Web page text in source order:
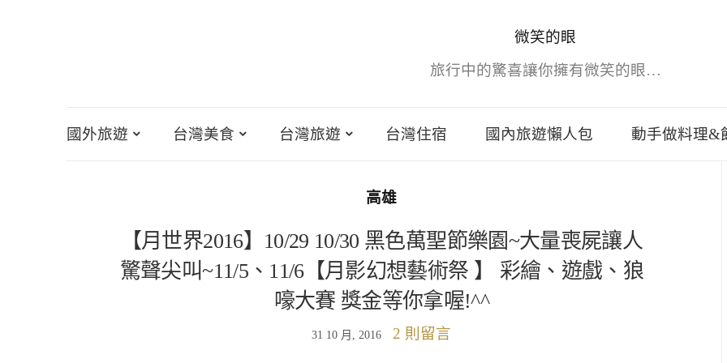
微笑的眼
旅行中的驚喜讓你擁有微笑的眼…
國外旅遊 台灣美食 台灣旅遊 台灣住宿 國內旅遊懶人包 動手做料理&
高雄
【月世界2016】10/29 10/30 黑色萬聖節樂園~大量喪屍讓人
驚聲尖叫~11/5、11/6【月影幻想藝術祭 】 彩繪、遊戲、狼
嚎大賽 獎金等你拿喔!^^
31 10 月, 2016 2 則留言